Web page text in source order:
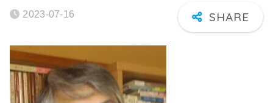
2023-07-16